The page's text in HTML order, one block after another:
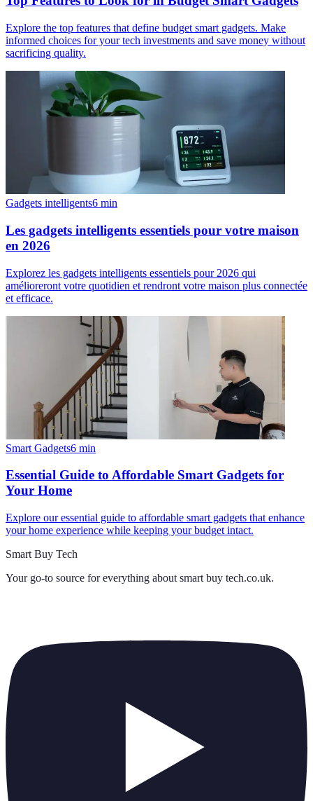
Explore the top features that define budget smart gadgets. Make
informed choices for your tech investments and save money without
sacrificing quality.
Gadgets intelligents6 min
Les gadgets intelligents essentiels pour votre maison
en 2026
Explorez les gadgets intelligents essentiels pour 2026 qui
amélioreront votre quotidien et rendront votre maison plus connectée
et efficace.
Smart Gadgets6 min
Essential Guide to Affordable Smart Gadgets for
Your Home
Explore our essential guide to affordable smart gadgets that enhance
your home experience while keeping your budget intact.
Smart Buy Tech
Your go-to source for everything about smart buy tech.co.uk.